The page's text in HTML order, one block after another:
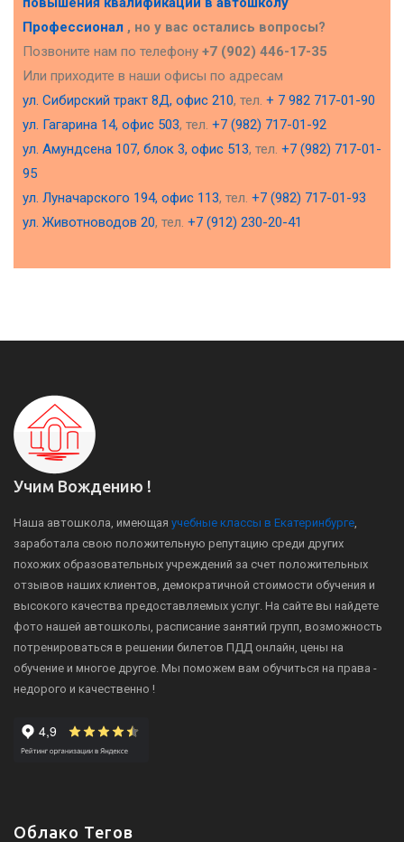
Профессионал , но у вас остались вопросы?
Позвоните нам по телефону +7 (902) 446-17-35
Или приходите в наши офисы по адресам
ул. Сибирский тракт 8Д, офис 210, тел. + 7 982 717-01-90
ул. Гагарина 14, офис 503, тел. +7 (982) 717-01-92
ул. Амундсена 107, блок 3, офис 513, тел. +7 (982) 717-01-
95
ул. Луначарского 194, офис 113, тел. +7 (982) 717-01-93
ул. Животноводов 20, тел. +7 (912) 230-20-41
Учим Вождению !
Наша автошкола, имеющая учебные классы в Екатеринбурге
заработала свою положительную репутацию среди других
похожих образовательных учреждений за счет положительных
отзывов наших клиентов, демократичной стоимости обучения и
высокого качества предоставляемых услуг. На сайте вы найдете
фото нашей автошколы, расписание занятий групп, возможность
потренироваться в решении билетов ПДД онлайн, цены на
обучение и многое другое. Мы поможем вам обучиться на права -
недорого и качественно !
Облако Тегов